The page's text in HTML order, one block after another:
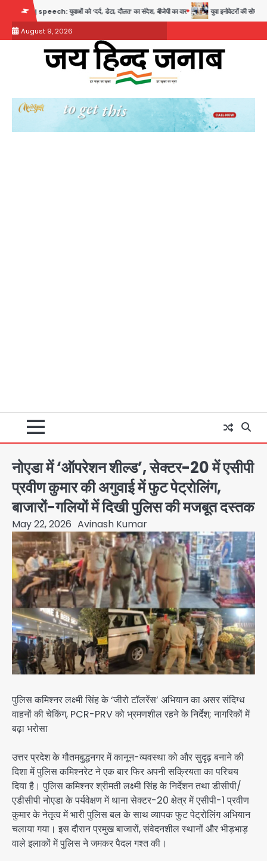
content
को ‘दर्द, डेटा, दौलत’ का संदेश, बीजेपी का वार युवा इनोवेटरों की सोच से हाईटेक होगी दिल्ली
August 9, 2026
नोएडा में ‘ऑपरेशन शील्ड’, सेक्टर-20 में एसीपी
प्रवीण कुमार की अगुवाई में फुट पेट्रोलिंग,
बाजारों-गलियों में दिखी पुलिस की मजबूत दस्तक
May 22, 2026 Avinash Kumar
पुलिस कमिश्नर लक्ष्मी सिंह के ‘जीरो टॉलरेंस’ अभियान का असर संदिग्ध
वाहनों की चेकिंग, PCR-PRV को भ्रमणशील रहने के निर्देश; नागरिकों में
बढ़ा भरोसा
उत्तर प्रदेश के गौतमबुद्धनगर में कानून-व्यवस्था को और सुदृढ़ बनाने की
दिशा में पुलिस कमिश्नरेट ने एक बार फिर अपनी सक्रियता का परिचय
दिया है। पुलिस कमिश्नर श्रीमती लक्ष्मी सिंह के निर्देशन तथा डीसीपी/
एडीसीपी नोएडा के पर्यवेक्षण में थाना सेक्टर-20 क्षेत्र में एसीपी-1 प्रवीण
कुमार के नेतृत्व में भारी पुलिस बल के साथ व्यापक फुट पेट्रोलिंग अभियान
चलाया गया। इस दौरान प्रमुख बाजारों, संवेदनशील स्थानों और भीड़भाड़
वाले इलाकों में पुलिस ने जमकर पैदल गश्त की।